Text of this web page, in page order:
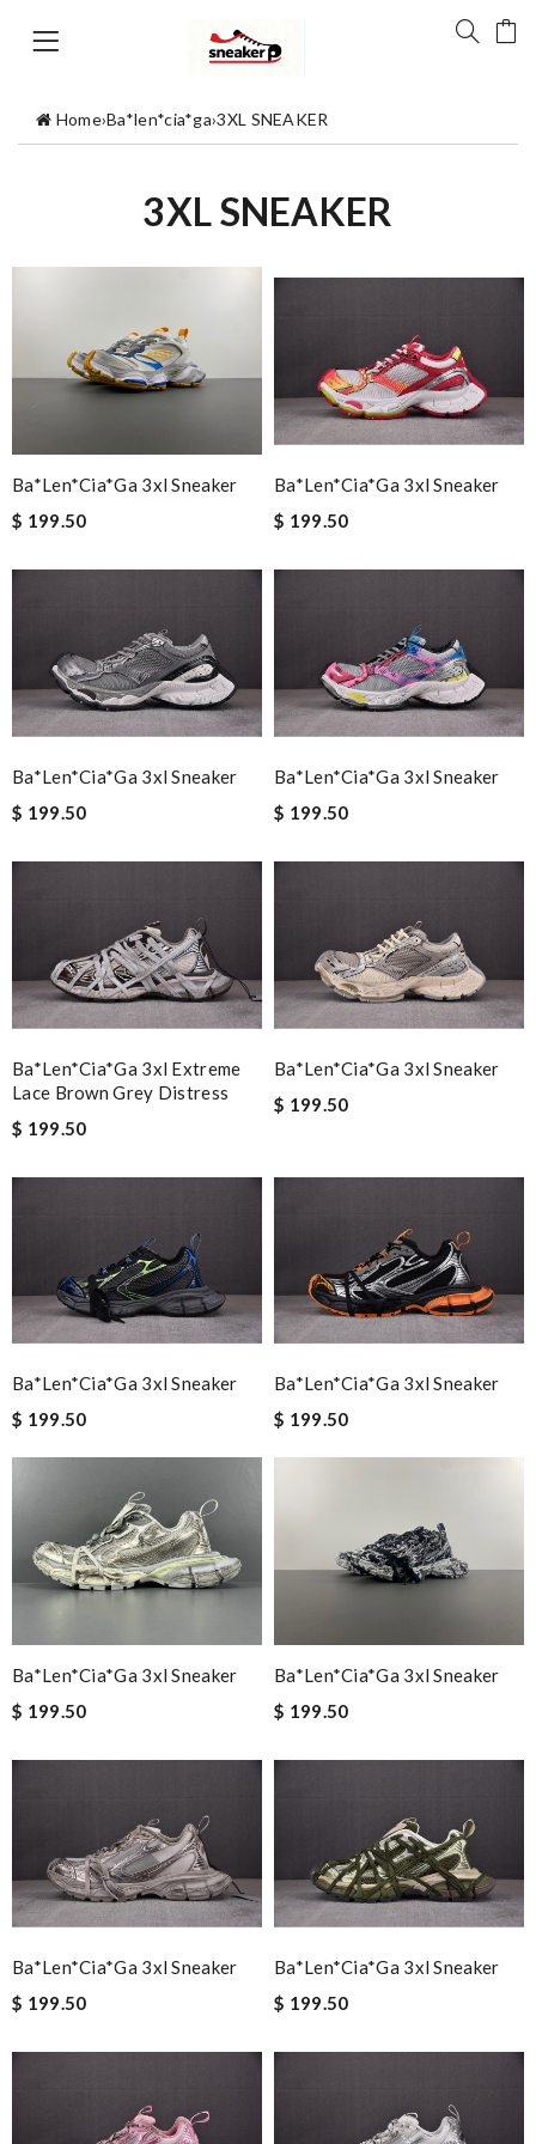
Home›Ba*len*cia*ga›3XL SNEAKER
3XL SNEAKER
Ba*len*cia*ga 3xl Sneaker
$ 199.50
Ba*len*cia*ga 3xl Sneaker
$ 199.50
Ba*len*cia*ga 3xl Sneaker
$ 199.50
Ba*len*cia*ga 3xl Sneaker
$ 199.50
Ba*len*cia*ga 3xl Extreme
Lace Brown Grey Distress
$ 199.50
Ba*len*cia*ga 3xl Sneaker
$ 199.50
Ba*len*cia*ga 3xl Sneaker
$ 199.50
Ba*len*cia*ga 3xl Sneaker
$ 199.50
Ba*len*cia*ga 3xl Sneaker
$ 199.50
Ba*len*cia*ga 3xl Sneaker
$ 199.50
Ba*len*cia*ga 3xl Sneaker
$ 199.50
Ba*len*cia*ga 3xl Sneaker
$ 199.50